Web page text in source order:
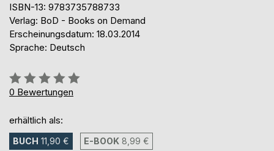
ISBN-13: 9783735788733
Verlag: BoD - Books on Demand
Erscheinungsdatum: 18.03.2014
Sprache: Deutsch
Bewertung::
0%
0 Bewertungen
erhältlich als:
BUCH 11,90 € E-BOOK 8,99 €